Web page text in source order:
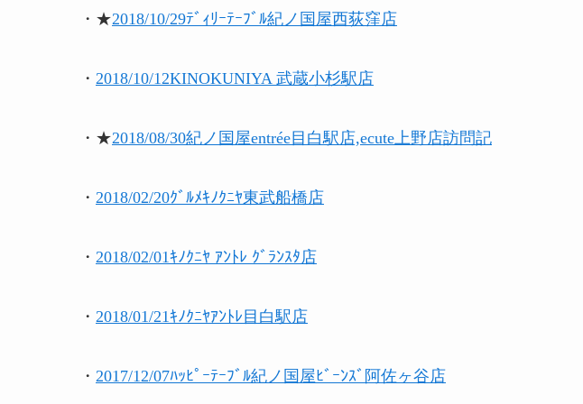
・★2018/10/29ﾃﾞｨﾘｰﾃｰﾌﾞﾙ紀ノ国屋西荻窪店
・ 2018/10/12KINOKUNIYA 武蔵小杉駅店
・★2018/08/30紀ノ国屋entrée目白駅店,ecute上野店訪問記
・ 2018/02/20ｸﾞﾙﾒｷﾉｸﾆﾔ東武船橋店
・ 2018/02/01ｷﾉｸﾆﾔ ｱﾝﾄﾚ ｸﾞﾗﾝｽﾀ店
・ 2018/01/21ｷﾉｸﾆﾔｱﾝﾄﾚ目白駅店
・ 2017/12/07ﾊｯﾋﾟｰﾃｰﾌﾞﾙ紀ノ国屋ﾋﾞｰﾝｽﾞ阿佐ヶ谷店